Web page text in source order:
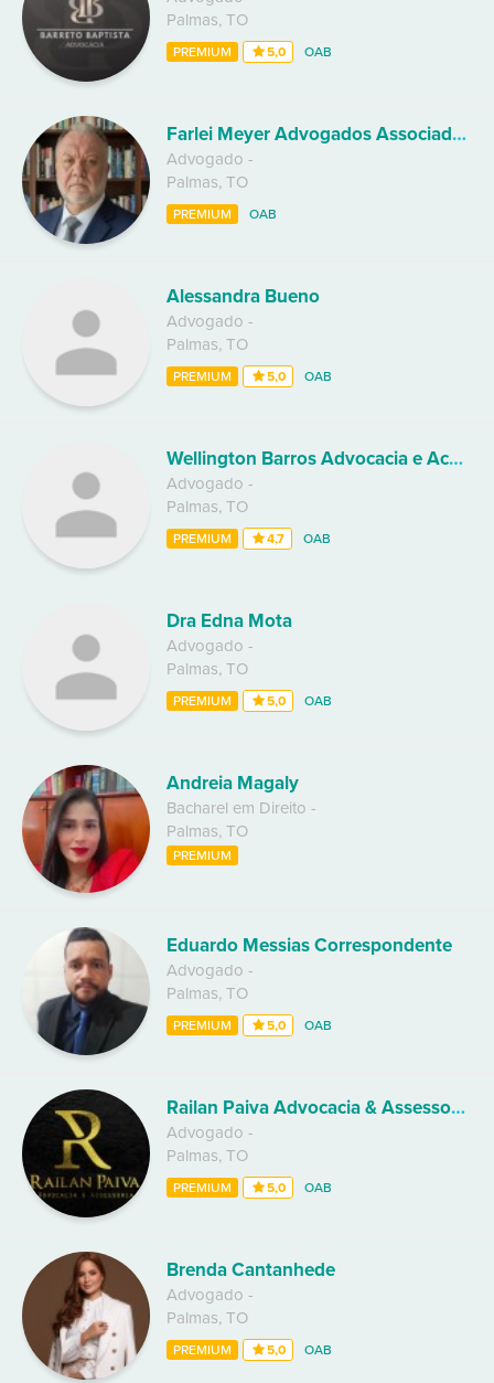
Palmas, TO
PREMIUM 5,0 OAB
Farlei Meyer Advogados Associados
Advogado -
Palmas, TO
PREMIUM OAB
Alessandra Bueno
Advogado -
Palmas, TO
PREMIUM 5,0 OAB
Wellington Barros Advocacia e Acessória Jurídica
Advogado -
Palmas, TO
PREMIUM 4,7 OAB
Dra Edna Mota
Advogado -
Palmas, TO
PREMIUM 5,0 OAB
Andreia Magaly
Bacharel em Direito -
Palmas, TO
PREMIUM
Eduardo Messias Correspondente
Advogado -
Palmas, TO
PREMIUM 5,0 OAB
Railan Paiva Advocacia & Assessoria
Advogado -
Palmas, TO
PREMIUM 5,0 OAB
Brenda Cantanhede
Advogado -
Palmas, TO
PREMIUM 5,0 OAB